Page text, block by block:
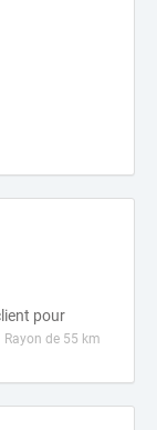
pour
Rayon de 55 km